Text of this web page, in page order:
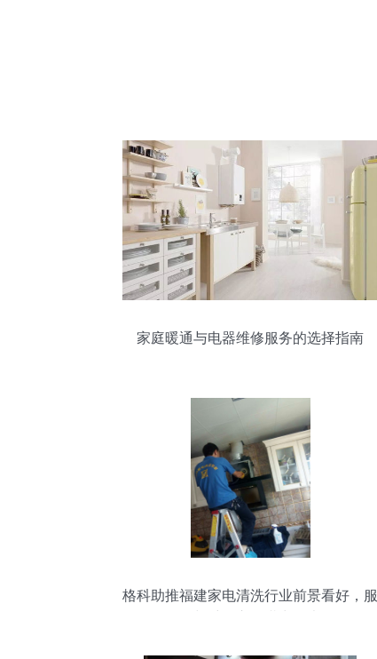
家庭暖通与电器维修服务的选择指南
格科助推福建家电清洗行业前景看好，服